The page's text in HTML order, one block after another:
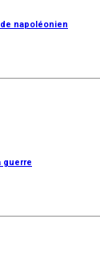
napoléonien
guerre